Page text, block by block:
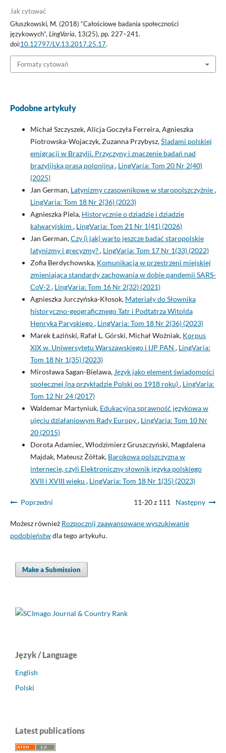
Jak cytować
Głuszkowski, M. (2018) “Całościowe badania społeczności
językowych”, LingVaria, 13(25), pp. 227–241.
doi:10.12797/LV.13.2017.25.17.
Formaty cytowań
Podobne artykuły
Michał Szczyszek, Alicja Goczyła Ferreira, Agnieszka
Piotrowska-Wojaczyk, Zuzanna Przybysz,Śladami polskiej
emigracji w Brazylii. Przyczyny i znaczenie badań nad
brazylijską prasą polonijną, LingVaria: Tom 20 Nr 2(40)
(2025)
Jan German, Latynizmy czasownikowe w staropolszczyźnie,
LingVaria: Tom 18 Nr 2(36) (2023)
Agnieszka Piela, Historycznie o dziadzie i dziadzie
kalwaryjskim , LingVaria: Tom 21 Nr 1(41) (2026)
Jan German,Czy (i jak) warto jeszcze badać staropolskie
latynizmy i grecyzmy?, LingVaria: Tom 17 Nr 1(33) (2022)
Zofia Berdychowska, Komunikacja w przestrzeni miejskiej
zmieniająca standardy zachowania w dobie pandemii SARS-
CoV-2, LingVaria: Tom 16 Nr 2(32) (2021)
Agnieszka Jurczyńska-Kłosok, Materiały do Słownika
historyczno-geograficznego Tatr i Podtatrza Witolda
Henryka Paryskiego, LingVaria: Tom 18 Nr 2(36) (2023)
Marek Łaziński, Rafał L. Górski, Michał Woźniak, Korpus
XIX w. Uniwersytetu Warszawskiego i IJP PAN , LingVaria:
Tom 18 Nr 1(35) (2023)
Mirosława Sagan-Bielawa, Język jako element świadomości
społecznej (na przykładzie Polski po 1918 roku), LingVaria:
Tom 12 Nr 24 (2017)
Waldemar Martyniuk, Edukacyjna sprawność językowa w
ujęciu działaniowym Rady Europy, LingVaria: Tom 10 Nr
20 (2015)
Dorota Adamiec, Włodzimierz Gruszczyński, Magdalena
Majdak, Mateusz Żółtak, Barokowa polszczyzna w
internecie, czyli Elektroniczny słownik języka polskiego
XVII i XVIII wieku , LingVaria: Tom 18 Nr 1(35) (2023)
Poprzedni 11-20 z 111 Następny
Możesz również Rozpocznij zaawansowane wyszukiwanie
podobieństwdla tego artykułu.
Make a Submission
Język / Language
English
Polski
Latest publications